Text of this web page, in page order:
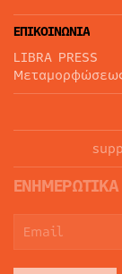
ΕΠΙΚΟΙΝΩΝΙΑ
LIBRA PRESS